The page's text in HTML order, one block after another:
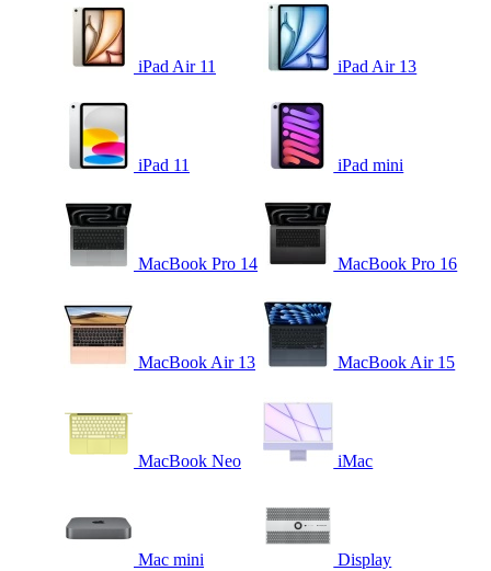
iPad Air 11 iPad Air 13
iPad 11 iPad mini
MacBook Pro 14 MacBook Pro 16
MacBook Air 13 MacBook Air 15
MacBook Neo iMac
Mac mini Display